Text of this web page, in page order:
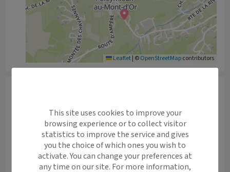
Leaflet| ©OpenStreetMapcontributors
- suivi gynécologique de prévention pour les patientes
à tout age (suivi frottis, dépistage IST, éducation à la
santé sexuelle, etc.) ;
- consultation contraception (pose DIU (stérilet),
This site uses cookies to improve your
browsing experience or to collect visitor
statistics to improve the service and gives
you the choice of which ones you wish to
activate. You can change your preferences at
any time on our site. For more information,